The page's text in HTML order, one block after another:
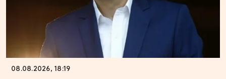
08.08.2026, 18:19